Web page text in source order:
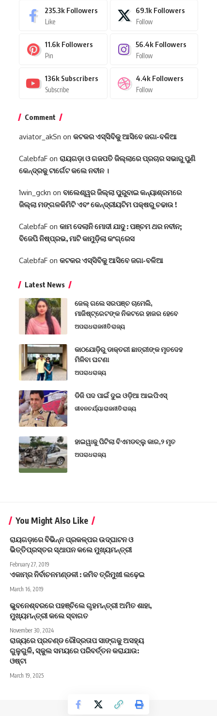
235.3k Followers
Like
69.1k Followers
Follow
11.6k Followers
Pin
56.4k Followers
Follow
136k Subscribers
Subscribe
4.4k Followers
Follow
Comment
aviator_akSn on କଟକର ଏସ୍‌ସିବିକୁ ଆସିବେ ଜଗା-ବଳିଆ
CalebfaF on ରାୟଗଡ଼ା ଓ ଗଜପତି ଜିଲ୍ଲାରେ ପ୍ରଚାର ସଭାରୁ ପୁଣି
କେନ୍ଦ୍ରକୁ ଟାର୍ଗେଟ କଲେ ନବୀନ ।
1win_gckn on ବାଲେଶ୍ୱର ଜିଲ୍ଲା ପୁରୁବାଇ କନ୍ୟାଶ୍ରମରେ
ଜିଲ୍ଲା ମଙ୍ଗଳକିମିଟି ଏବଂ କେନ୍ଦ୍ରୀୟଟିମ ପକ୍ଷରୁ ଚଢାଉ !
CalebfaF on କାମ ଦେଲାନି ମୋଦୀ ଯାଦୁ : ପଞ୍ଚମ ଥର ନବୀନ;
ବିଜେପି ନିଷ୍ପ୍ରଭ, ମାଟି କାମୁଡ଼ିଲା କଂଗ୍ରେସ
CalebfaF on କଟକର ଏସ୍‌ସିବିକୁ ଆସିବେ ଜଗା-ବଳିଆ
Latest News
ଜେଲ୍ ଗଲେ ସରପଞ୍ଚ ଚାମେଲି,
ମାଜିଷ୍ଟ୍ରେଟଙ୍କ ନିକଟରେ ହାଜର ହେବେ
ଅପରାଧରାଜନୀତିରାଜ୍ୟ
କାଠଯୋଡ଼ିରୁ ଡାକ୍ତରୀ ଛାତ୍ରୀଙ୍କ ମୃତଦେହ
ମିଳିବା ଘଟଣା
ଅପରାଧରାଜ୍ୟ
ଡିଜି ପଦ ପାଇଁ ଦୁଇ ଓଡ଼ିଆ ଆଇପିଏସ୍
ଜୀବନଚର୍ଯ୍ୟାରାଜନୀତିରାଜ୍ୟ
ହାଇୱାକୁ ପିଟିଲା ବିଏମଡବ୍ଲୁ କାର,୨ ମୃତ
ଅପରାଧରାଜ୍ୟ
You Might Also Like
ରାୟଗଡ଼ାରେ ବିଭିନ୍ନ ପ୍ରକଳ୍ପର ଉଦ୍‌ଘାଟନ ଓ
ଭିତ୍ତିପ୍ରସ୍ତର ସ୍ଥାପନ କଲେ ମୁଖ୍ୟମନ୍ତ୍ରୀ
February 27, 2019
ଏକାମ୍ର ନିର୍ବାଚନମଣ୍ଡଳୀ : ଜମିବ ତ୍ରିମୁଖୀ ଲଢ଼େଇ
March 16, 2019
ଭୁବନେଶ୍ବରରେ ପହଞ୍ଚିଲେ ଗୃହମନ୍ତ୍ରୀ ଅମିତ ଶାହା,
ମୁଖ୍ୟମନ୍ତ୍ରୀ କଲେ ସ୍ବାଗତ
November 30, 2024
ରାଜ୍ୟରେ ପ୍ରଚଣ୍ଡ ରୌଦ୍ରତାପ ସାଙ୍ଗକୁ ଅସହ୍ୟ
ଗୁଳୁଗୁଳି, ସ୍କୁଲ ସମୟରେ ପରିବର୍ତ୍ତନ କରାଯାଉ:
ଓଷ୍ଟା
March 19, 2025